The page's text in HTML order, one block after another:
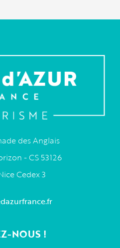
des Anglais
- CS 53126
Cedex 3
NOUS !